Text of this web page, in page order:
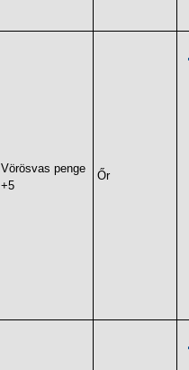
Vörösvas penge
+5
Őr